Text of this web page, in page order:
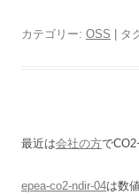
カテゴリー: OSS | タ
最近は会社の方でCO2
epea-co2-ndir-04は数